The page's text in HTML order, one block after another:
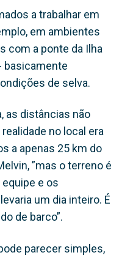
a trabalhar em
em ambientes
com a ponte da Ilha
basicamente
de selva.
as distâncias não
no local era
a apenas 25 km do
”mas o terreno é
e os
um dia inteiro. É
de barco”.
parecer simples,